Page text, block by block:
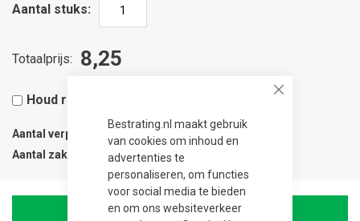
Bestrating.nl maakt gebruik
van cookies om inhoud en
advertenties te
personaliseren, om functies
voor social media te bieden
en om ons websiteverkeer
Aantal stuks
Totaalprijs 8,25
Houd rekening met 5% snijverlies
Aantal verpakkingen
0.03
Aantal zak
In Winkelwagen